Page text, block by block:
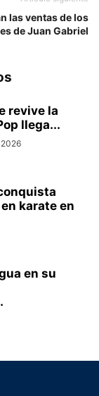
las ventas de los
de Juan Gabriel
revive la
llega...
karate en
en su